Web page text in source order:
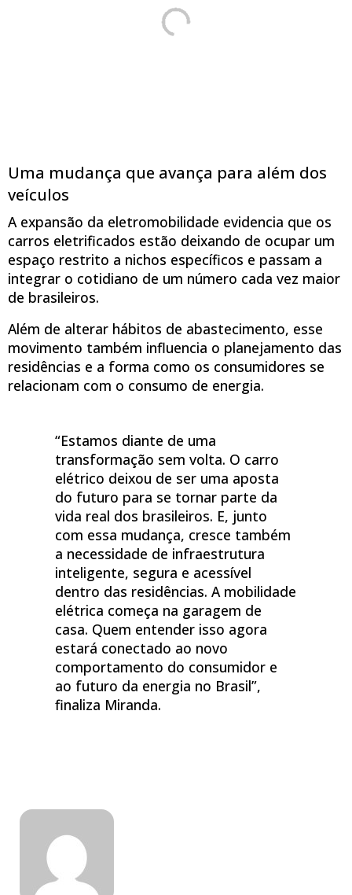
Uma mudança que avança para além dos
veículos
A expansão da eletromobilidade evidencia que os
carros eletrificados estão deixando de ocupar um
espaço restrito a nichos específicos e passam a
integrar o cotidiano de um número cada vez maior
de brasileiros.
Além de alterar hábitos de abastecimento, esse
movimento também influencia o planejamento das
residências e a forma como os consumidores se
relacionam com o consumo de energia.
“Estamos diante de uma
transformação sem volta. O carro
elétrico deixou de ser uma aposta
do futuro para se tornar parte da
vida real dos brasileiros. E, junto
com essa mudança, cresce também
a necessidade de infraestrutura
inteligente, segura e acessível
dentro das residências. A mobilidade
elétrica começa na garagem de
casa. Quem entender isso agora
estará conectado ao novo
comportamento do consumidor e
ao futuro da energia no Brasil”,
finaliza Miranda.